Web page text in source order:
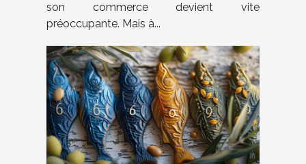
son commerce devient vite
préoccupante. Mais à...